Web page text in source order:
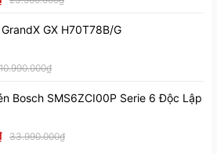
quá trình sử dụng.
: Hố chậu sâu giúp hạn chế bắn
lại trải nghiệm tiện lợi và sạch sẽ.
kế bếp hiện đại.
GX H70T78B/G
10.990.000₫
Bosch SMS6ZCI00P Serie 6 Độc Lập
33.990.000₫